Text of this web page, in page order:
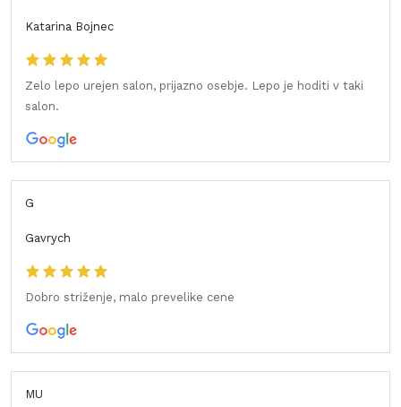
Katarina Bojnec
Zelo lepo urejen salon, prijazno osebje. Lepo je hoditi v taki
salon.
G
Gavrych
Dobro striženje, malo prevelike cene
MU